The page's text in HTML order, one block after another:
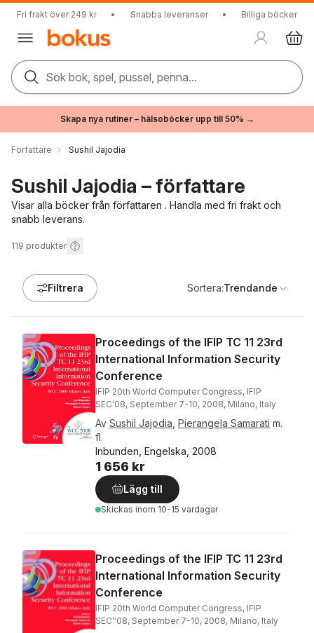
Fri frakt över 249 kr • Snabba leveranser • Billiga böcker
Sök bok, spel, pussel, penna...
Skapa nya rutiner – hälsoböcker upp till 50% →
Författare Sushil Jajodia
Sushil Jajodia – författare
Visar alla böcker från författaren . Handla med fri frakt och
snabb leverans.
119 produkter
Filtrera Sortera:Trendande
Proceedings of the IFIP TC 11 23rd
International Information Security
Conference
IFIP 20th World Computer Congress, IFIP
SEC'08, September 7-10, 2008, Milano, Italy
Av Sushil Jajodia Pierangela Samarati m.
fl.
Inbunden, Engelska, 2008
1 656 kr
Lägg till
Skickas inom 10-15 vardagar
Proceedings of the IFIP TC 11 23rd
International Information Security
Conference
IFIP 20th World Computer Congress, IFIP
SEC''08, September 7-10, 2008, Milano, Italy